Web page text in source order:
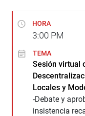
HORA
3:00 PM
TEMA
Sesión virtual
Locales y
-Debate y
insistencia